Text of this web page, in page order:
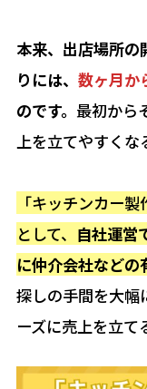
本来、出店場所
りには、数ヶ月か
のです。 最初から
上を立てやすくな
「キッチンカー
として、 自社運営
に仲介会社などの
探しの手間を大幅
ーズに売上を立て